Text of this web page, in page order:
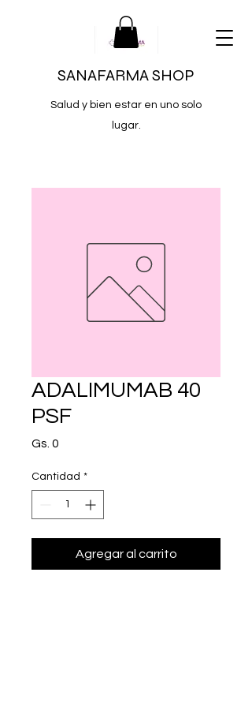
SANAFARMA SHOP
Salud y bien estar en uno solo
lugar.
ADALIMUMAB 40
PSF
Gs. 0
Cantidad *
Agregar al carrito